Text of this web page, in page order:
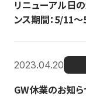
リニューアル日
ンス期間：5/11～
2023.04.20
GW休業のお知ら